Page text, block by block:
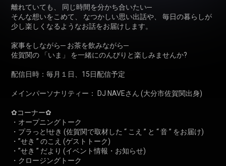
離れていても、 同じ時間を分かち合いたい─
そんな想いをこめて、 なつかしい思い出話や、 毎日の暮らしが
少し楽しくなるようなお話をお届けします。
家事をしながら─ お茶を飲みながら─
佐賀関の 「いま」 を一緒にのんびりと楽しみませんか?
配信日時：毎月１日、15日配信予定
メインパーソナリティー： DJ NAVEさん (大分市佐賀関出身)
✿コーナー✿
・オープニングトーク
・プラっと!せき (佐賀関で取材した “ こえ ” と “ 音 ” をお届け)
・”せき ” のこえ (ゲストトーク)
・”せき ” だより (イベント情報・お知らせ)
・クロージングトーク